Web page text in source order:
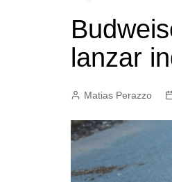
Lifestyle
Motores
Empresas
Automotos
Espectáculos
Trendy News
lanzar
Matias Perazzo